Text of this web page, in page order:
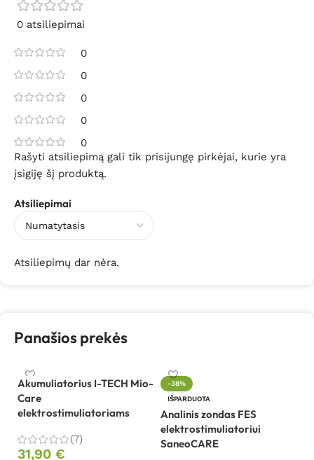
0 atsiliepimai
0
0
0
0
0
Atsiliepimai
Atsiliepimų dar nėra.
Rašyti atsiliepimą gali tik prisijungę pirkėjai, kurie yra
įsigiję šį produktą.
Panašios prekės
Akumuliatorius I-TECH Mio-
Care
elektrostimuliatoriams
(7)
31,90 €
-38%
IŠPARDUOTA
Analinis zondas FES
elektrostimuliatoriui
SaneoCARE